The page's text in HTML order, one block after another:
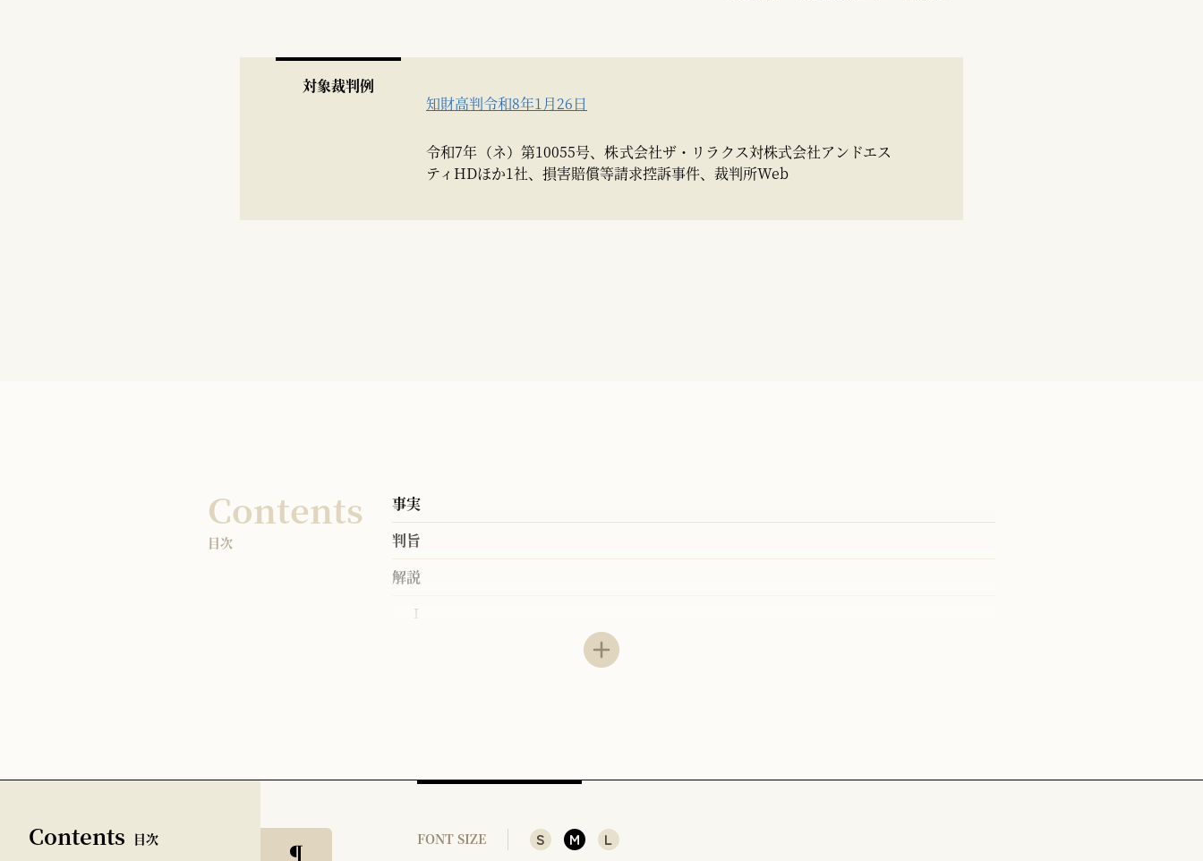
対象裁判例
知財高判令和8年1月26日
令和7年（ネ）第10055号、株式会社ザ・リラクス対株式会社アンドエス
ティHDほか1社、損害賠償等請求控訴事件、裁判所Web
Contents
目次
事実
判旨
解説
Ⅰ
Contents 目次 FONT SIZE S M L